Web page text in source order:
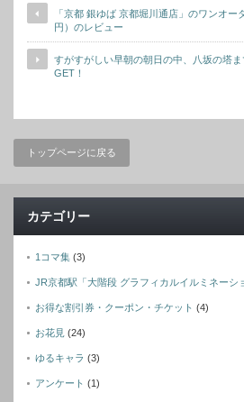
「京都 銀ゆば 京都堀川通店」のワンオ
円）のレビュー
すがすがしい早朝の朝日の中、八坂の塔
GET！
トップページに戻る
カテゴリー
1コマ集 (3)
JR京都駅「大階段 グラフィカルイルミネーシ
お得な割引券・クーポン・チケット (4)
お花見 (24)
ゆるキャラ (3)
アンケート (1)